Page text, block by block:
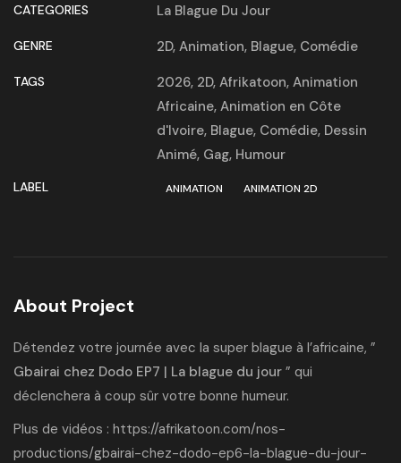
CATEGORIES La Blague Du Jour
GENRE 2D, Animation, Blague, Comédie
TAGS 2026, 2D, Afrikatoon, Animation
Africaine, Animation en Côte
d'Ivoire, Blague, Comédie, Dessin
Animé, Gag, Humour
LABEL ANIMATION ANIMATION 2D
About Project
Détendez votre journée avec la super blague à l’africaine, ”
Gbairai chez Dodo EP7 | La blague du jour ” qui
déclenchera à coup sûr votre bonne humeur.
Plus de vidéos : https://afrikatoon.com/nos-
productions/gbairai-chez-dodo-ep6-la-blague-du-jour-